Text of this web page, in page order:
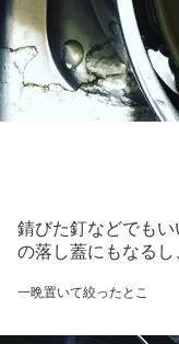
錆びた釘などでも
の落し蓋にもなるし
一晩置いて絞ったとこ